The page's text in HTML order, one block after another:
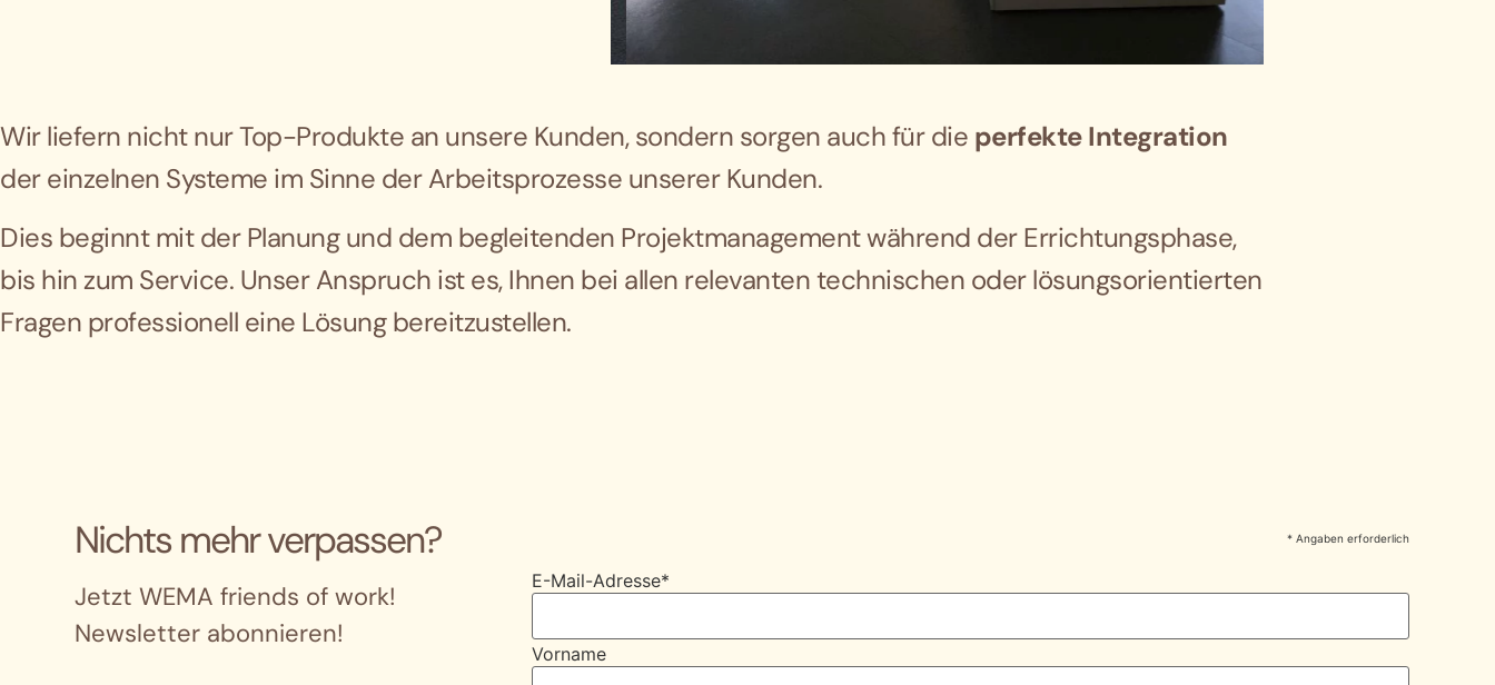
Wir liefern nicht nur Top-Produkte an unsere Kunden, sondern sorgen auch für die perfekte Integration
der einzelnen Systeme im Sinne der Arbeitsprozesse unserer Kunden.
Dies beginnt mit der Planung und dem begleitenden Projektmanagement während der Errichtungsphase,
bis hin zum Service. Unser Anspruch ist es, Ihnen bei allen relevanten technischen oder lösungsorientierten
Fragen professionell eine Lösung bereitzustellen.
Nichts mehr verpassen?
Jetzt WEMA friends of work!
Newsletter abonnieren!
* Angaben erforderlich
E-Mail-Adresse*
Vorname